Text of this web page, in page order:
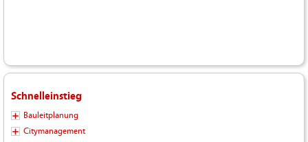
Schnelleinstieg
Bauleitplanung
Citymanagement